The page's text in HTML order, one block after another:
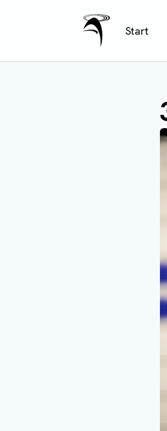
Ålands Radio & TV
Start